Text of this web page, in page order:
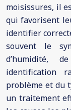
moisissures, il
qui favorisent
identifier
souvent le
d’humidité,
identification
problème et du
un traitement